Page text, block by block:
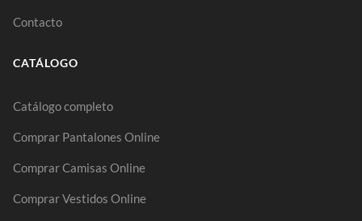
Contacto
CATÁLOGO
Catálogo completo
Comprar Pantalones Online
Comprar Camisas Online
Comprar Vestidos Online